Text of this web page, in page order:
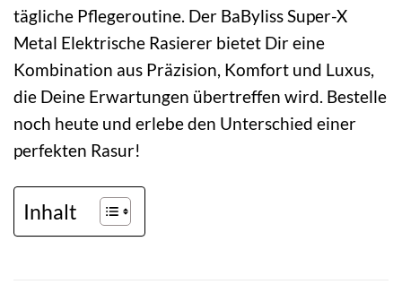
tägliche Pflegeroutine. Der BaByliss Super-X
Metal Elektrische Rasierer bietet Dir eine
Kombination aus Präzision, Komfort und Luxus,
die Deine Erwartungen übertreffen wird. Bestelle
noch heute und erlebe den Unterschied einer
perfekten Rasur!
Inhalt